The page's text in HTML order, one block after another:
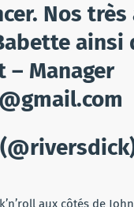
Nos
ainsi
– Manager
aux côtés de